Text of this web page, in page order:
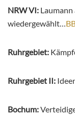
NRW VI:
wiedergewählt…
Ruhrgebiet:
Ruhrgebiet II:
Bochum: